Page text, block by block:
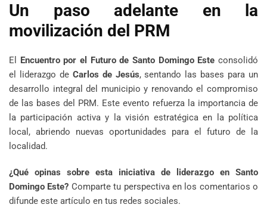
Un paso adelante en la
movilización del PRM
El Encuentro por el Futuro de Santo Domingo Este consolidó
el liderazgo de Carlos de Jesús, sentando las bases para un
desarrollo integral del municipio y renovando el compromiso
de las bases del PRM. Este evento refuerza la importancia de
la participación activa y la visión estratégica en la política
local, abriendo nuevas oportunidades para el futuro de la
localidad.
¿Qué opinas sobre esta iniciativa de liderazgo en Santo
Domingo Este? Comparte tu perspectiva en los comentarios o
difunde este artículo en tus redes sociales.